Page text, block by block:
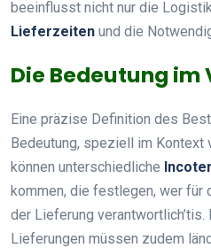
beeinflusst nicht nur die
Lieferzeiten und die
Die Bedeutung im
Eine präzise Definition des
Bedeutung, speziell im Kontext
können unterschiedliche
kommen, die festlegen, wer für
der Lieferung verantwortlich’tis.
Lieferungen müssen zudem